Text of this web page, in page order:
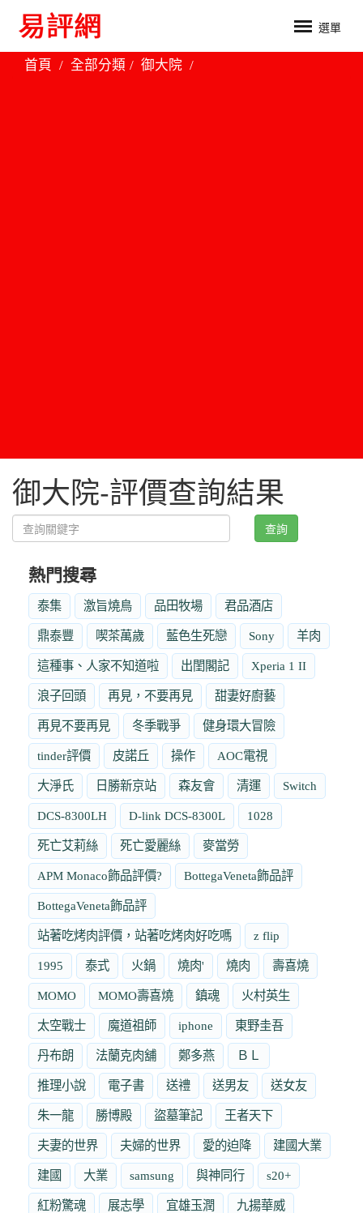
選單
首頁 全部分類 御大院
御大院-評價查詢結果
查詢
熱門搜尋
泰集 激旨燒鳥 品田牧場 君品酒店
鼎泰豐 喫茶萬歲 藍色生死戀 Sony 羊肉
這種事、人家不知道啦 出閨閣記 Xperia 1 II
浪子回頭 再見，不要再見 甜妻好廚藝
再見不要再見 冬季戰爭 健身環大冒險
tinder評價 皮諾丘 操作 AOC電視
大淨氏 日勝新京站 森友會 清運 Switch
DCS-8300LH D-link DCS-8300L 1028
死亡艾莉絲 死亡愛麗絲 麥當勞
APM Monaco飾品評價? BottegaVeneta飾品評
BottegaVeneta飾品評
站著吃烤肉評價，站著吃烤肉好吃嗎 z flip
1995 泰式 火鍋 燒肉' 燒肉 壽喜燒
MOMO MOMO壽喜燒 鎮魂 火村英生
太空戰士 魔道祖師 iphone 東野圭吾
丹布朗 法蘭克肉舖 鄭多燕 ＢＬ
推理小說 電子書 送禮 送男友 送女友
朱一龍 勝博殿 盜墓筆記 王者天下
夫妻的世界 夫婦的世界 愛的迫降 建國大業
建國 大業 samsung 與神同行 s20+
紅粉驚魂 展志學 宜雄玉潤 九揚華威